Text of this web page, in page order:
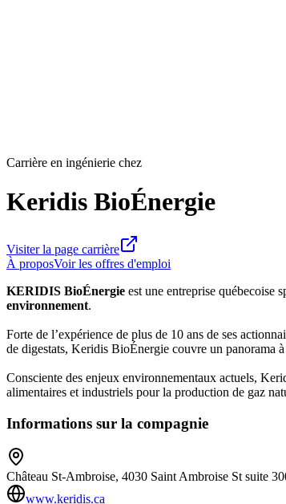
Carrière en ingénierie chez
Keridis BioÉnergie
Visiter la page carrière
À proposVoir les offres d'emploi
KERIDIS BioÉnergie est une entreprise québecoise
environnement.
Forte de l’expérience de plus de 10 ans de ses
de digestats, Keridis BioÉnergie couvre un panorama
Consciente des enjeux environnementaux actuels,
alimentaires et industriels pour la production de gaz
Informations sur la compagnie
Château St-Ambroise, 4030 Saint Ambroise St suite
www.keridis.ca